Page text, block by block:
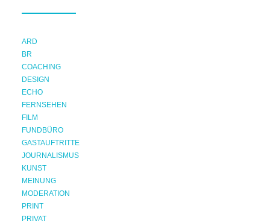
ARD
BR
COACHING
DESIGN
ECHO
FERNSEHEN
FILM
FUNDBÜRO
GASTAUFTRITTE
JOURNALISMUS
KUNST
MEINUNG
MODERATION
PRINT
PRIVAT